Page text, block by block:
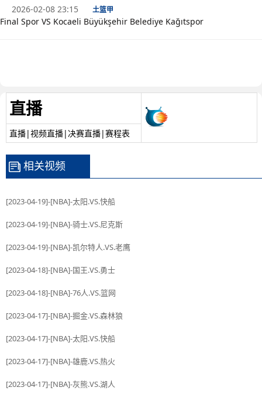
2026-02-08 23:15 土篮甲
Final Spor VS Kocaeli Büyükşehir Belediye Kağıtspor
直播
直播|视频直播|决赛直播|赛程表
相关视频
[2023-04-19]-[NBA]-太阳.VS.快船
[2023-04-19]-[NBA]-骑士.VS.尼克斯
[2023-04-19]-[NBA]-凯尔特人.VS.老鹰
[2023-04-18]-[NBA]-国王.VS.勇士
[2023-04-18]-[NBA]-76人.VS.篮网
[2023-04-17]-[NBA]-掘金.VS.森林狼
[2023-04-17]-[NBA]-太阳.VS.快船
[2023-04-17]-[NBA]-雄鹿.VS.热火
[2023-04-17]-[NBA]-灰熊.VS.湖人